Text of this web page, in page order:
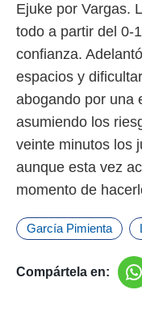
Ejuke por Vargas.
todo a partir del 0-
confianza.
espacios y
abogando por una
asumiendo los
veinte minutos los
aunque esta vez
momento de
García Pimienta
Compártela en: